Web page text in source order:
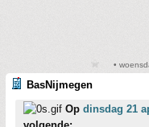
•
BasNijmegen
Op dinsdag 21